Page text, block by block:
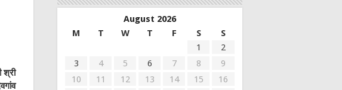
श्री
August 2026
M
T W T F S
S
1
2
3
4 5 6 7 8
9
10
11 12 13 14 15
16